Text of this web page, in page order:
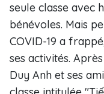
seule classe avec
bénévoles. Mais
COVID-19 a
ses activités.
Duy Anh et ses